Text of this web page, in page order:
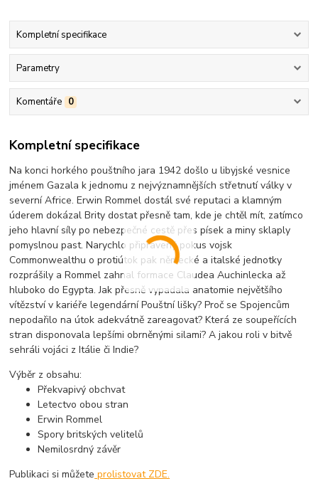
Kompletní specifikace
Parametry
Komentáře 0
Kompletní specifikace
Na konci horkého pouštního jara 1942 došlo u libyjské vesnice
jménem Gazala k jednomu z nejvýznamnějších střetnutí války v
severní Africe. Erwin Rommel dostál své reputaci a klamným
úderem dokázal Brity dostat přesně tam, kde je chtěl mít, zatímco
jeho hlavní síly po nebezpečné cestě přes písek a miny sklaply
pomyslnou past. Narychlo připravený pokus vojsk
Commonwealthu o protiútok pak německé a italské jednotky
rozprášily a Rommel zahnal formace Claudea Auchinlecka až
hluboko do Egypta. Jak přesně vypadala anatomie největšího
vítězství v kariéře legendární Pouštní lišky? Proč se Spojencům
nepodařilo na útok adekvátně zareagovat? Která ze soupeřících
stran disponovala lepšími obrněnými silami? A jakou roli v bitvě
sehráli vojáci z Itálie či Indie?
Výběr z obsahu:
Překvapivý obchvat
Letectvo obou stran
Erwin Rommel
Spory britských velitelů
Nemilosrdný závěr
Publikaci si můžete prolistovat ZDE.